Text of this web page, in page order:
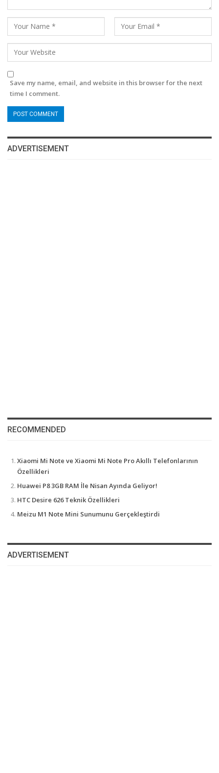
Save my name, email, and website in this browser for the next
time I comment.
ADVERTISEMENT
RECOMMENDED
Xiaomi Mi Note ve Xiaomi Mi Note Pro Akıllı Telefonlarının
Özellikleri
Huawei P8 3GB RAM İle Nisan Ayında Geliyor!
HTC Desire 626 Teknik Özellikleri
Meizu M1 Note Mini Sunumunu Gerçekleştirdi
ADVERTISEMENT